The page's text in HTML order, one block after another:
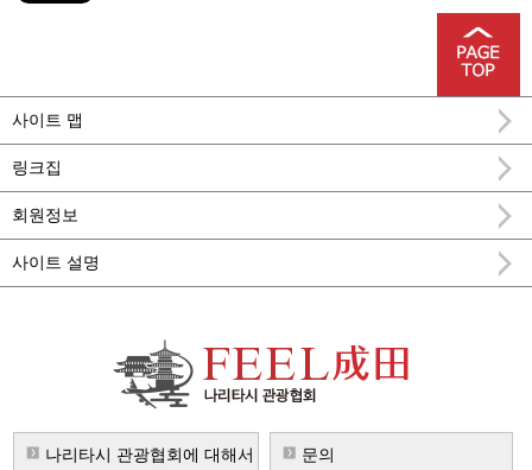
사이트 맵
링크집
회원정보
사이트 설명
FEEL 나리타 나리타시 공식 관광 정보
나리타시 관광협회에 대해서 문의